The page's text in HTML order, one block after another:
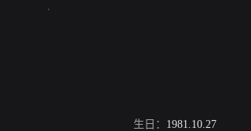
生日： 1981.10.27